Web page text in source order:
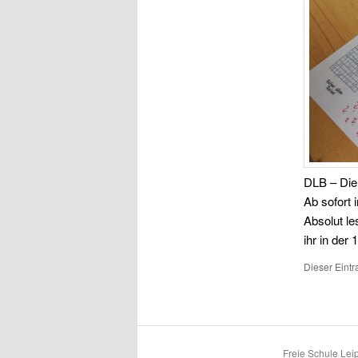
DLB –
Ab sofort
Absolut
ihr in der
Dieser
Freie Schule